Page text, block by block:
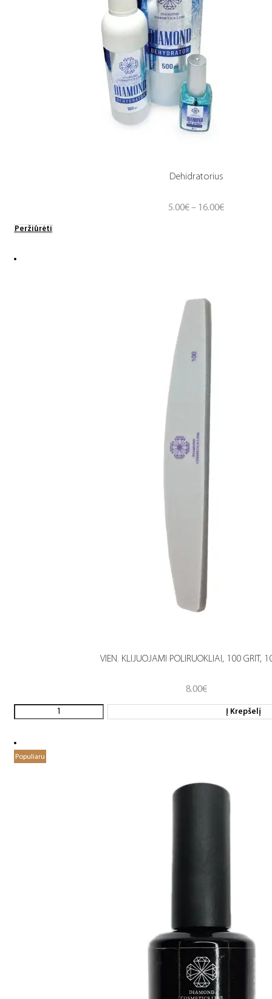
Dehidratorius
5.00€ – 16.00€Price
Peržiūrėti
VIEN. KLIJUOJAMI POLIRUOKLIAI, 100 GRIT,
8.00€
Į Krepšelį
Populiaru